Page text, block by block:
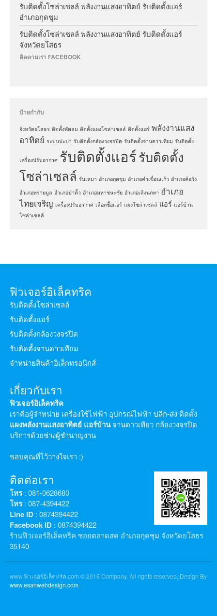
รับติดตั้งโซล่าเซลล์ พลังงานแสงอาทิตย์ รับติดตั้งแอร์
อำเภอกุดชุม
รับติดตั้งโซล่าเซลล์ พลังงานแสงอาทิตย์ รับติดตั้งแอร์
จังหวัดยโสธร
ติดตามเรา FACEBOOK
ป้ายกำกับ
จังหวัดยโสธร ติดตั้งพัดลม ติดตั้งแผงโซล่าเซลล์ ติดตั้งแอร์ พลังงานแสง
อาทิตย์ ระบบปะปา รับติดตั้งกล้องวงจรปิด รับติดตั้งจานดาวเทียม รับติดตั้ง
เครื่องปรับอากาศ รับติดตั้งแอร์รับติดตั้ง
โซล่าเซลล์ รับเหมา อำเภอกุดชุม อำเภอคำเขื่อนแก้ว อำเภอค้อวัง
อำเภอทรายมูล อำเภอป่าติ้ว อำเภอมหาชนะชัย อำเภอเลิงนกทา อำเภอ
ไทยเจริญ เครื่องปรับอากาศ เลือกซื้อแอร์ แผงโซล่าเซลล์ แอร์ แอร์บ้าน
โซล่าเซลล์
ฟิวเจอร์อิเล็คทริค
รับติดตั้งโซล่าเซลล์
รับติดตั้งแอร์
รับติดตั้งกล้องวงจรปิด
รับติดตั้งจานดาวเทียม
จำหน่ายสินค้าอิเล็กทรอนิกส์
เกี่ยวกับเรา
ฟิวเจอร์อิเล็คทริค
เราคือผู้จำหน่าย เครื่องใช้ไฟฟ้า อุปกรณ์ไฟฟ้า ปลีก-ส่ง ติดตั้ง
แผงพลังงานแสงอาทิตย์ แอร์บ้านจานดาวเทียว กล้องวงจรปิด
บริการด้วยช่างผู้ชำนาญงาน
ขอบคุณที่ไว้วางใจเรา :)
ติดต่อเรา
โทร: 081-0628680
โทร: 087-4394422
Line ID : 0874394422
Facebook ID : 0874394422
ร้านฟิวเจอร์อิเล็คทริค ซอยตลาดสด อำเภอกุดชุม จังหวัดยโสธร
35140
www.ฟิวเจอร์อิเล็คทริค.com © 2016 Company. All rights reserved, Design By
www.esanwebdesign.com